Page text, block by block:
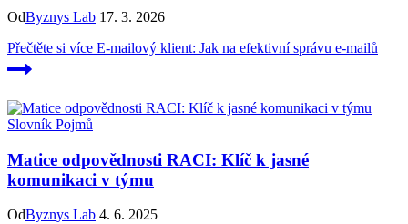
OdByznys Lab 17. 3. 2026
Přečtěte si více E-mailový klient: Jak na efektivní správu e-mailů
Slovník Pojmů
Matice odpovědnosti RACI: Klíč k jasné
komunikaci v týmu
OdByznys Lab 4. 6. 2025